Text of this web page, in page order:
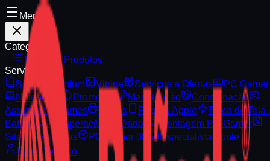
Menu
Categorias
Todos os Produtos
Serviços
Blog
Premium Vitrine Serviços e Ofertas
PC Gamer
Notebooks
Promoção Manutenção
Consignação
Assistência Games
Toners Reparo Apple
Troca de Tela
Bateria
Recuperação de Dados
Montagem PC Gamer
Sites & Sistemas
PC Gamer 3D
Especialista Apple
Fale Conosco